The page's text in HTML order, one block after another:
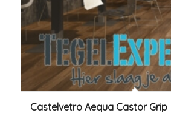
Castelvetro Aequa Castor Grip